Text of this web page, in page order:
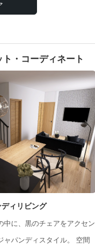
・コーディネート
ィリビング
中に、黒のチェアをアクセン
ャパンディスタイル。 空間